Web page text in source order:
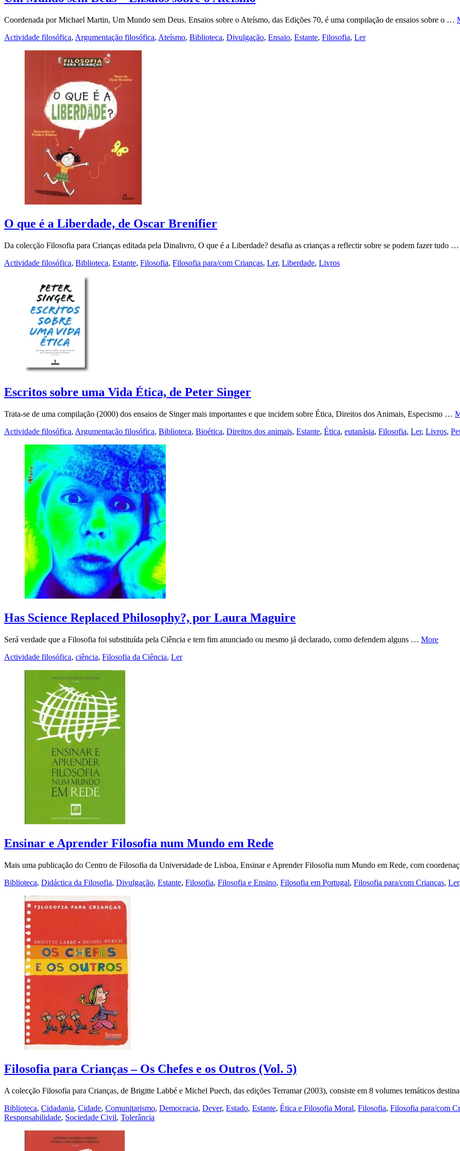
Coordenada por Michael Martin, Um Mundo sem Deus. Ensaios sobre o Ateísmo, das Edições 70, é uma compilação de ensaios sobre o …
Actividade filosófica, Argumentação filosófica, Ateísmo, Biblioteca, Divulgação, Ensaio, Estante, Filosofia, Ler
O que é a Liberdade, de Oscar Brenifier
Da colecção Filosofia para Crianças editada pela Dinalivro, O que é a Liberdade? desafia as crianças a reflectir sobre se podem fazer tudo
Actividade filosófica, Biblioteca, Estante, Filosofia, Filosofia para/com Crianças, Ler, Liberdade, Livros
Escritos sobre uma Vida Ética, de Peter Singer
Trata-se de uma compilação (2000) dos ensaios de Singer mais importantes e que incidem sobre Ética, Direitos dos Animais, Especismo …
Actividade filosófica, Argumentação filosófica, Biblioteca, Bioética, Direitos dos animais, Estante, Ética, eutanásia, Filosofia, Ler, Livros,
Has Science Replaced Philosophy?, por Laura Maguire
Será verdade que a Filosofia foi substituída pela Ciência e tem fim anunciado ou mesmo já declarado, como defendem alguns … More
Actividade filosófica, ciência, Filosofia da Ciência, Ler
Ensinar e Aprender Filosofia num Mundo em Rede
Mais uma publicação do Centro de Filosofia da Universidade de Lisboa, Ensinar e Aprender Filosofia num Mundo em Rede, com
Biblioteca, Didáctica da Filosofia, Divulgação, Estante, Filosofia, Filosofia e Ensino, Filosofia em Portugal, Filosofia para/com Crianças, Ler
Filosofia para Crianças – Os Chefes e os Outros (Vol. 5)
A colecção Filosofia para Crianças, de Brigitte Labbé e Michel Puech, das edições Terramar (2003), consiste em 8 volumes temáticos
Biblioteca, Cidadania, Cidade, Comunitarismo, Democracia, Dever, Estado, Estante, Ética e Filosofia Moral, Filosofia, Filosofia para/com
Responsabilidade, Sociedade Civil, Tolerância